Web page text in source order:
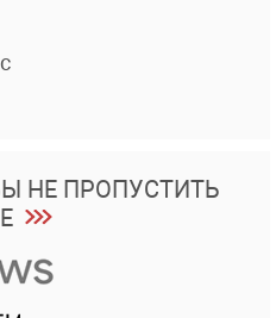
НЕ ПРОПУСТИТЬ